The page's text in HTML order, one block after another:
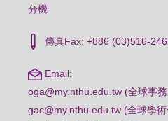
分機
傳真Fax: +886 (03)516-
Email:
oga@my.nthu.edu.tw (全球事
gac@my.nthu.edu.tw (全球學